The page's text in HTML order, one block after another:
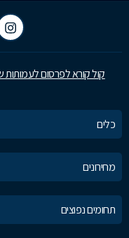
קול קורא לפרסום לעמותות
כלים
מחירונים
תחומים נפוצים